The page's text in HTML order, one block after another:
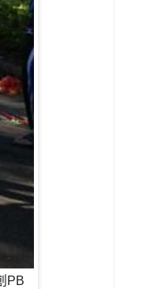
PB